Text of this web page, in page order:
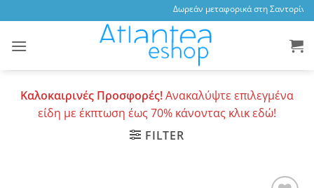
to
content
Δωρεάν μεταφορικά στη
Καλοκαιρινές Προσφορές!Ανακαλύψτε επιλεγμένα
είδη με έκπτωση έως 70% κάνοντας κλικ εδώ!
FILTER